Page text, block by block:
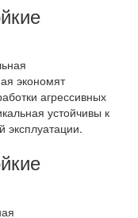
экономят
агрессивных
устойчивы к
эксплуатации.